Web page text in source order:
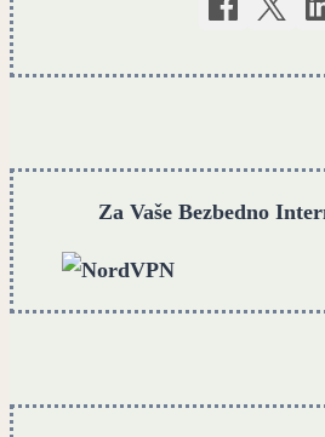
Za Vaše Bezbedno